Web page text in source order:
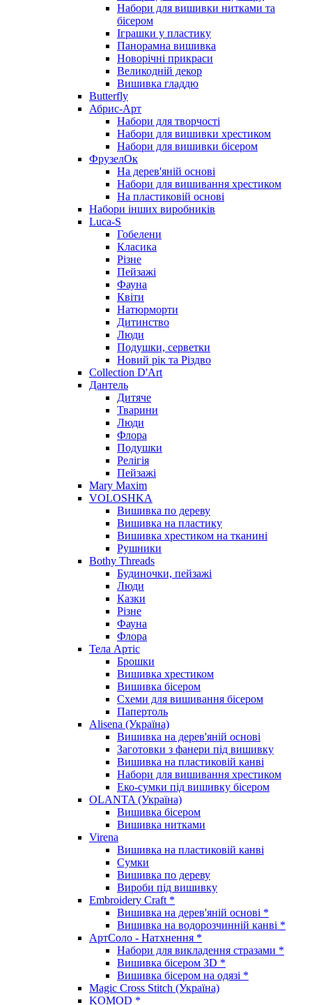
Набори для вишивки нитками та
бісером
Іграшки у пластику
Панорамна вишивка
Новорічні прикраси
Великодній декор
Вишивка гладдю
Butterfly
Абрис-Арт
Набори для творчості
Набори для вишивки хрестиком
Набори для вишивки бісером
ФрузелОк
На дерев'яній основі
Набори для вишивання хрестиком
На пластиковій основі
Набори інших виробників
Luca-S
Гобелени
Класика
Різне
Пейзажі
Фауна
Квіти
Натюрморти
Дитинство
Люди
Подушки, серветки
Новий рік та Різдво
Collection D'Art
Дантель
Дитяче
Тварини
Люди
Флора
Подушки
Релігія
Пейзажі
Mary Maxim
VOLOSHKA
Вишивка по дереву
Вишивка на пластику
Вишивка хрестиком на тканині
Рушники
Bothy Threads
Будиночки, пейзажі
Люди
Казки
Різне
Фауна
Флора
Тела Артіс
Брошки
Вишивка хрестиком
Вишивка бісером
Схеми для вишивання бісером
Папертоль
Alisena (Україна)
Вишивка на дерев'яній основі
Заготовки з фанери під вишивку
Вишивка на пластиковій канві
Набори для вишивання хрестиком
Еко-сумки під вишивку бісером
OLANTA (Україна)
Вишивка бісером
Вишивка нитками
Virena
Вишивка на пластиковій канві
Сумки
Вишивка по дереву
Вироби під вишивку
Embroidery Craft *
Вишивка на дерев'яній основі *
Вишивка на водорозчинній канві *
АртСоло - Натхнення *
Набори для викладення стразами *
Вишивка бісером 3D *
Вишивка бісером на одязі *
Magic Cross Stitch (Україна)
KOMOD *